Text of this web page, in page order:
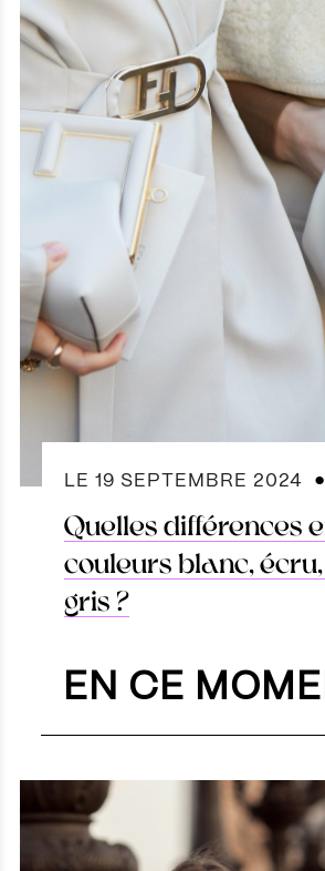
LE 19 SEPTEMBRE 2024 ●
Quelles différences
couleurs blanc,
gris ?
EN CE